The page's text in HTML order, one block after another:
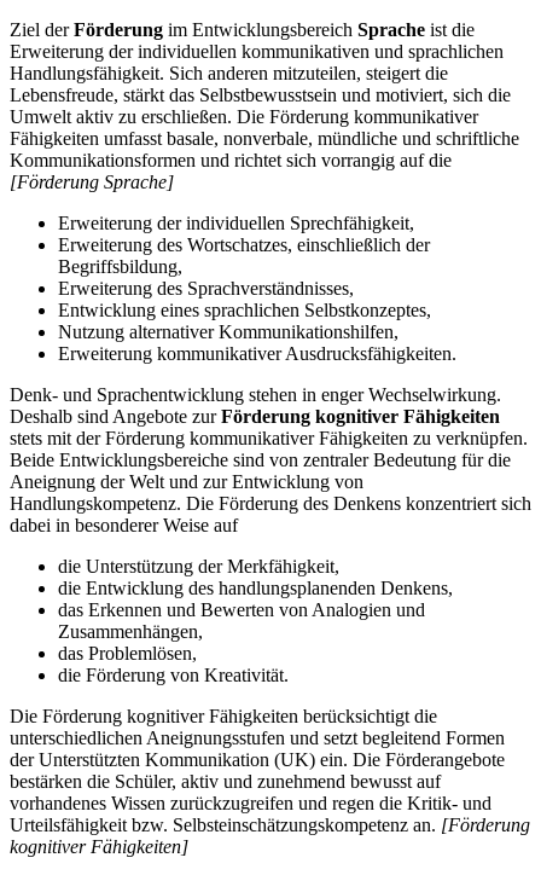
Ziel derFörderung im Entwicklungsbereich Sprache ist die
Erweiterung der individuellen kommunikativen und sprachlichen
Handlungsfähigkeit. Sich anderen mitzuteilen, steigert die
Lebensfreude, stärkt das Selbstbewusstsein und motiviert, sich die
Umwelt aktiv zu erschließen. Die Förderung kommunikativer
Fähigkeiten umfasst basale, nonverbale, mündliche und schriftliche
Kommunikationsformen und richtet sich vorrangig auf die
[Förderung Sprache]
Erweiterung der individuellen Sprechfähigkeit,
Erweiterung des Wortschatzes, einschließlich der
Begriffsbildung,
Erweiterung des Sprachverständnisses,
Entwicklung eines sprachlichen Selbstkonzeptes,
Nutzung alternativer Kommunikationshilfen,
Erweiterung kommunikativer Ausdrucksfähigkeiten.
Denk- und Sprachentwicklung stehen in enger Wechselwirkung.
Deshalb sind Angebote zurFörderung kognitiver Fähigkeiten
stets mit der Förderung kommunikativer Fähigkeiten zu verknüpfen.
Beide Entwicklungsbereiche sind von zentraler Bedeutung für die
Aneignung der Welt und zur Entwicklung von
Handlungskompetenz. Die Förderung des Denkens konzentriert sich
dabei in besonderer Weise auf
die Unterstützung der Merkfähigkeit,
die Entwicklung des handlungsplanenden Denkens,
das Erkennen und Bewerten von Analogien und
Zusammenhängen,
das Problemlösen,
die Förderung von Kreativität.
Die Förderung kognitiver Fähigkeiten berücksichtigt die
unterschiedlichen Aneignungsstufen und setzt begleitend Formen
der Unterstützten Kommunikation (UK) ein. Die Förderangebote
bestärken die Schüler, aktiv und zunehmend bewusst auf
vorhandenes Wissen zurückzugreifen und regen die Kritik- und
Urteilsfähigkeit bzw. Selbsteinschätzungskompetenz an. [Förderung
kognitiver Fähigkeiten]